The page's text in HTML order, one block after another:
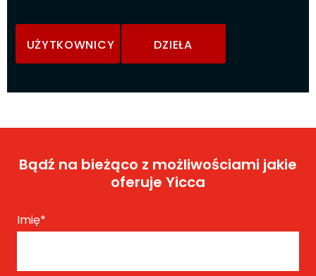
UŻYTKOWNICY DZIEŁA
Bądź na bieżąco z możliwościami jakie
oferuje Yicca
Imię*